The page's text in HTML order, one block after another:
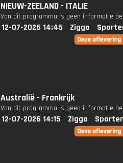
NIEUW-ZEELAND - ITALIE
Van dit programma is geen informatie
12-07-2026 14:45 Ziggo
Australië - Frankrijk
Van dit programma is geen informatie
12-07-2026 14:15 Ziggo